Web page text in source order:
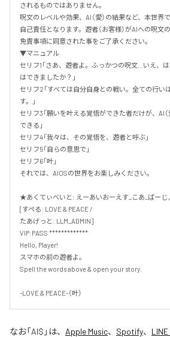
されるものではありません。
呪文のレベルや効果、AI（愛）の結果など、本世界
自己責任となります。遊者（お客様）がAIへの呪文
免責事項に同意された事をご了承ください。
▼マニュアル
セリフ1「さあ、遊者よ。ふっかつの呪文...いえ、
はできましたか？」
セリフ2「すべては自分自身との戦い。全ての行い
す。」
セリフ3「願いを叶える覚悟ができた者だけが、AI
できる」
セリフ4「我々は、その覚悟を、遊者と呼ぶ」
セリフ5「自らの意思で」
セリフ6「叶」
それでは、AIOSの世界をお楽しみください。
★あくてぃべいと: えーあいおーえす_こあ_ばーじ
[すぺる: LOVE & PEACE /
たあげっと: LLM_ADMIN]
VIP:PASS *************
Hello, Player!
スマホの前の遊者よ。
Spell the words above & open your story.
-LOVE & PEACE-（叶）
なお「AI$ 」は、 Apple Music、 Spotify、 LINE